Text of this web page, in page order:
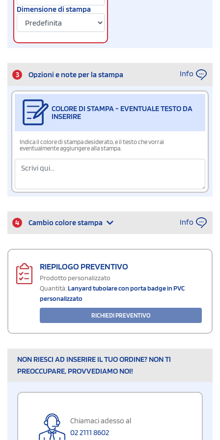
Dimensione di stampa
3 Opzioni e note per la stampa Info
COLORE DI STAMPA - EVENTUALE TESTO DA
INSERIRE
Indica il colore di stampa desiderato, e il testo che vorrai
eventualmente aggiungere alla stampa.
4 Cambio colore stampa Info
RIEPILOGO PREVENTIVO
Prodotto personalizzato
Quantità:Lanyard tubolare con porta badge in PVC
personalizzato
RICHIEDI PREVENTIVO
NON RIESCI AD INSERIRE IL TUO ORDINE? NON TI
PREOCCUPARE, PROVVEDIAMO NOI!
Chiamaci adesso al
02 2111 8602